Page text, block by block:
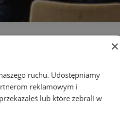
i szybkim szkoleniu z ESD
sprzętu do endoskopowej
doświadczeń ekspertów z całego
×
ruchu. Udostępniamy
reklamowym i
lub które zebrali w